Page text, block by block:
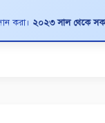
করা। ২০২৩ সাল থেকে সকল